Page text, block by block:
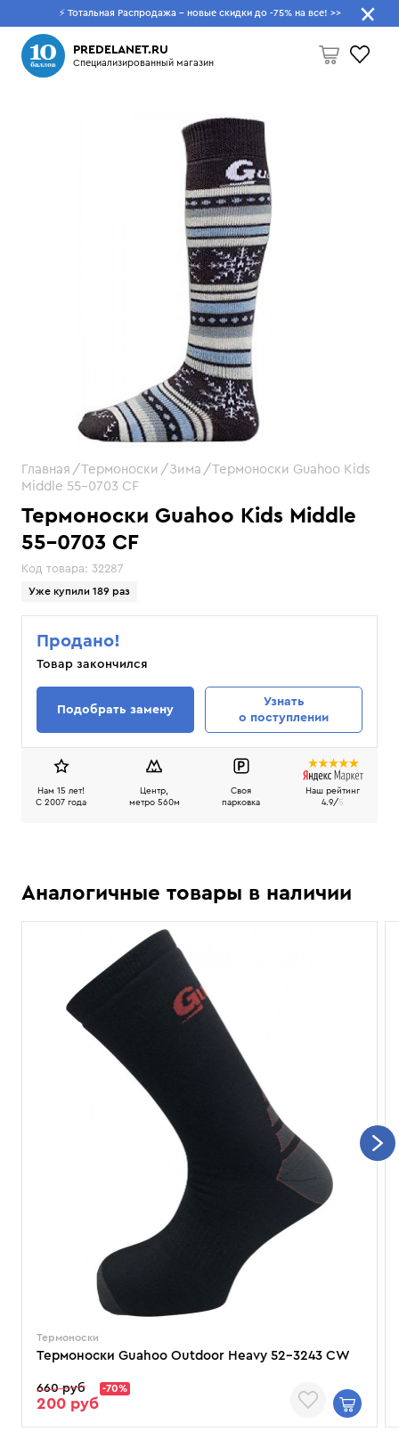
⚡ Тотальная Распродажа - новые скидки до -75% на все! >>
PREDELANET.RU
Специализированный магазин
Что будем искать?
Термоноски Guahoo Kids Middle
55-0703 CF
Код товара: 32287
Уже купили 189 раз
Главная Термоноски Зима
Термоноски Guahoo Kids
Middle 55-0703 CF
Продано!
Товар закончился
Подобрать замену
Узнать
о поступлении
Нам 15 лет!
C 2007 года
Центр,
метро 560м
Своя
парковка
Наш рейтинг
4.9/5
Аналогичные товары в наличии
Термоноски
Термоноски Guahoo Outdoor Heavy 52-3243 CW
660 руб -70%
200 руб